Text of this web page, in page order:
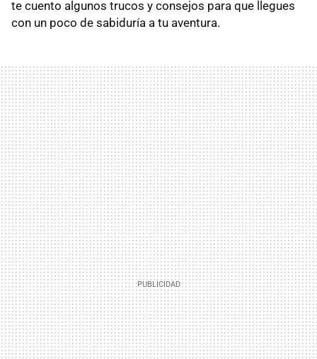
te cuento algunos trucos y consejos para que llegues
con un poco de sabiduría a tu aventura.